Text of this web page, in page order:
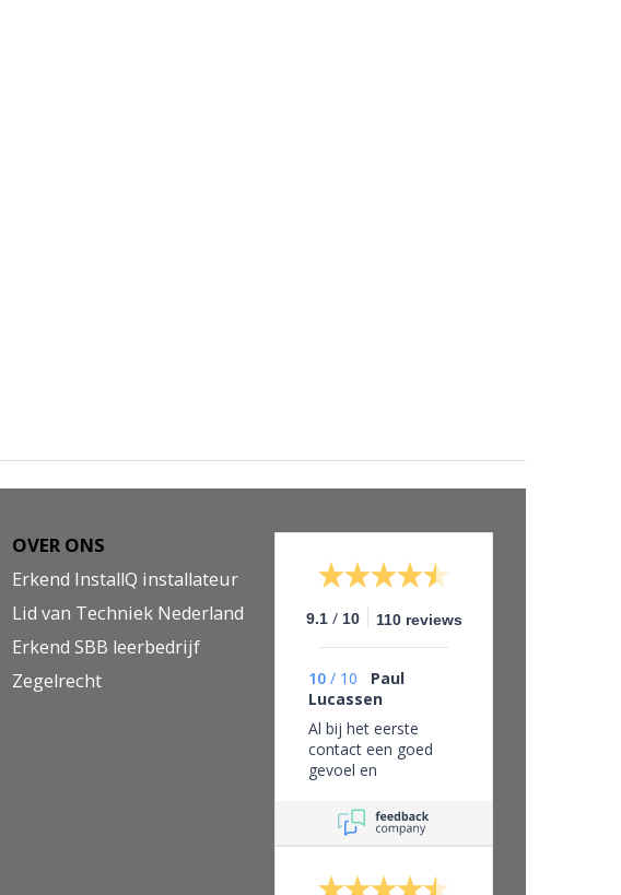
OVER ONS
Erkend InstallQ installateur
Lid van Techniek Nederland
Erkend SBB leerbedrijf
Zegelrecht
9.1 / 10 110 reviews
10 / 10
Paul
Lucassen
Al bij het eerste
contact een goed
gevoel en
bedrijf, eerlijk zaken
doen en leveren wat
je belooft.